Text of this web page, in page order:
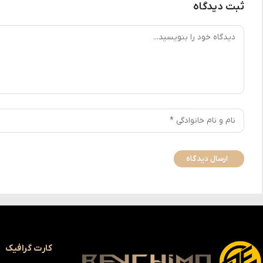
ثبت دیدگاه
کارت گرافیک